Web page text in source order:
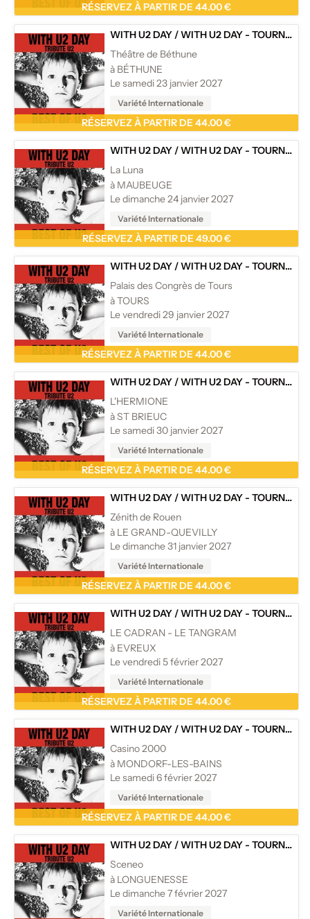
RÉSERVEZ À PARTIR DE 44.00 €
WITH U2 DAY /WITH U2 DAY - TOURNÉE
Théâtre de Béthune
à BÉTHUNE
Le samedi 23 janvier 2027
Variété Internationale
RÉSERVEZ À PARTIR DE 44.00 €
WITH U2 DAY /WITH U2 DAY - TOURNÉE
La Luna
à MAUBEUGE
Le dimanche 24 janvier 2027
Variété Internationale
RÉSERVEZ À PARTIR DE 49.00 €
WITH U2 DAY /WITH U2 DAY - TOURNÉE
Palais des Congrès de Tours
à TOURS
Le vendredi 29 janvier 2027
Variété Internationale
RÉSERVEZ À PARTIR DE 44.00 €
WITH U2 DAY /WITH U2 DAY - TOURNÉE
L'HERMIONE
à ST BRIEUC
Le samedi 30 janvier 2027
Variété Internationale
RÉSERVEZ À PARTIR DE 44.00 €
WITH U2 DAY /WITH U2 DAY - TOURNÉE
Zénith de Rouen
à LE GRAND-QUEVILLY
Le dimanche 31 janvier 2027
Variété Internationale
RÉSERVEZ À PARTIR DE 44.00 €
WITH U2 DAY /WITH U2 DAY - TOURNÉE
LE CADRAN - LE TANGRAM
à EVREUX
Le vendredi 5 février 2027
Variété Internationale
RÉSERVEZ À PARTIR DE 44.00 €
WITH U2 DAY /WITH U2 DAY - TOURNÉE
Casino 2000
à MONDORF-LES-BAINS
Le samedi 6 février 2027
Variété Internationale
RÉSERVEZ À PARTIR DE 44.00 €
WITH U2 DAY /WITH U2 DAY - TOURNÉE
Sceneo
à LONGUENESSE
Le dimanche 7 février 2027
Variété Internationale